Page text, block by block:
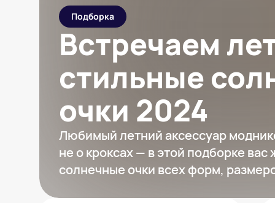
Подборка
Встречаем
стильные
очки 2024
Любимый летний аксессуар
не о кроксах — в этой подборке вас
солнечные очки всех форм,